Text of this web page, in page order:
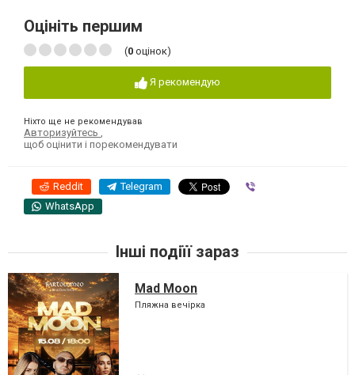
Оцініть першим
(0 оцінок)
Я рекомендую
Ніхто ще не рекомендував
Авторизуйтесь
щоб оцінити і порекомендувати
Reddit Telegram
WhatsApp
Інші подіїї зараз
Mad Moon
Пляжна вечірка